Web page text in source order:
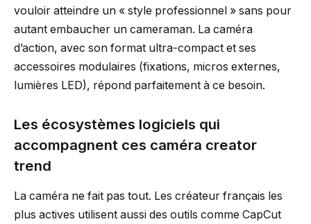
vouloir atteindre un « style professionnel » sans pour
autant embaucher un cameraman. La caméra
d’action, avec son format ultra-compact et ses
accessoires modulaires (fixations, micros externes,
lumières LED), répond parfaitement à ce besoin.
Les écosystèmes logiciels qui
accompagnent ces caméra creator
trend
La caméra ne fait pas tout. Les créateur français les
plus actives utilisent aussi des outils comme CapCut